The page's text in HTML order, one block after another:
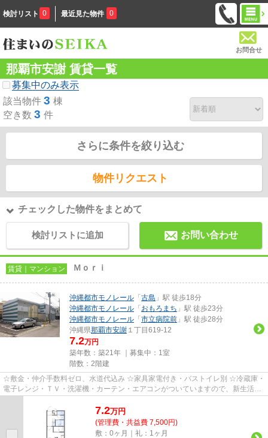
検討リスト 0 最近見た物件 0
お問合せ
那覇市安謝 賃貸一覧
募集中のみ表示
該当物件 3 棟
空き数 3 件
さらに条件を絞り込む
物件リクエスト
チェックした物件をまとめて
検討リストに追加 お問い合わせ
賃貸｜マンション Ｍｏｒｉ
沖縄都市モノレール 「 古島 」駅 徒歩18分
沖縄都市モノレール 「 おもろまち 」駅 徒歩23分
沖縄都市モノレール 「 市立病院前 」駅 徒歩28分
沖縄県那覇市安謝 １丁目619-12
7.2万円
築年数：築21年 ｜募集中： 1室
階数：2階建
☆敷金・仲介手数料ゼロ、水道代込み ☆家具家電付き・バストイレ別 ☆冷蔵庫・
電子レンジ・ＴＶ・洗濯機・カーテン・エアコンがついていますので、新生活が
7.2万円
(管理費・共益費 7,500円)
敷：0ヶ月｜礼：1ヶ月